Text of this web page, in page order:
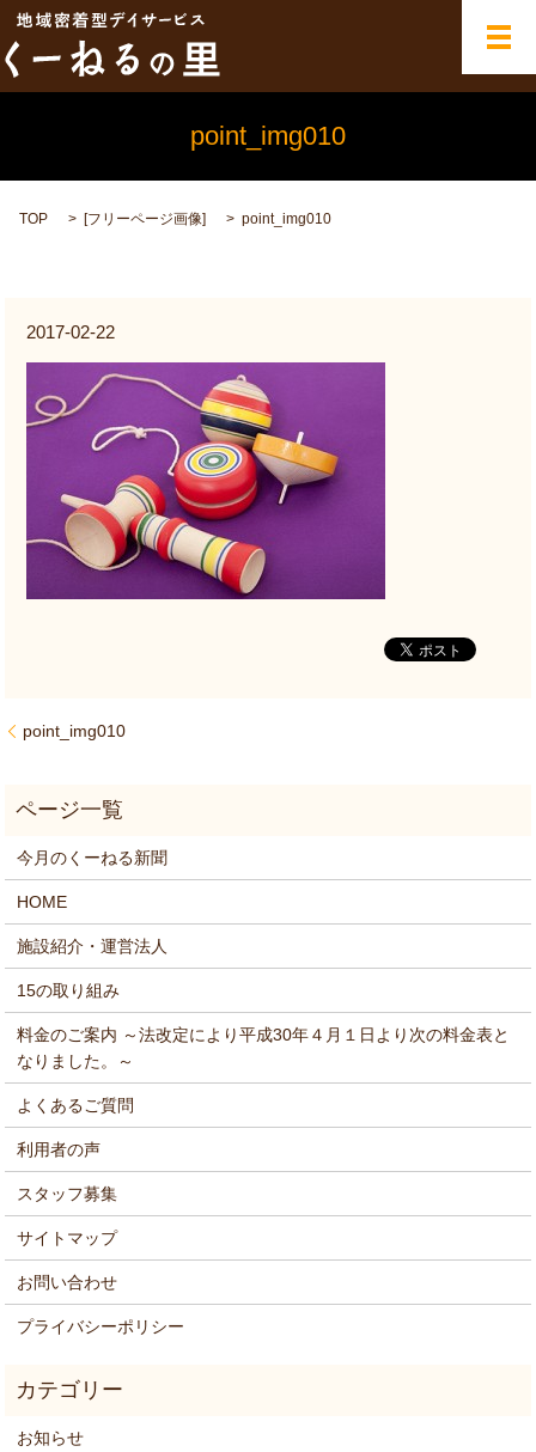
point_img010
TOP [フリーページ画像] point_img010
2017-02-22
point_img010
今月のくーねる新聞
HOME
施設紹介・運営法人
15の取り組み
料金のご案内 ～法改定により平成30年４月１日より次の料金表と
なりました。～
よくあるご質問
利用者の声
スタッフ募集
サイトマップ
お問い合わせ
プライバシーポリシー
お知らせ